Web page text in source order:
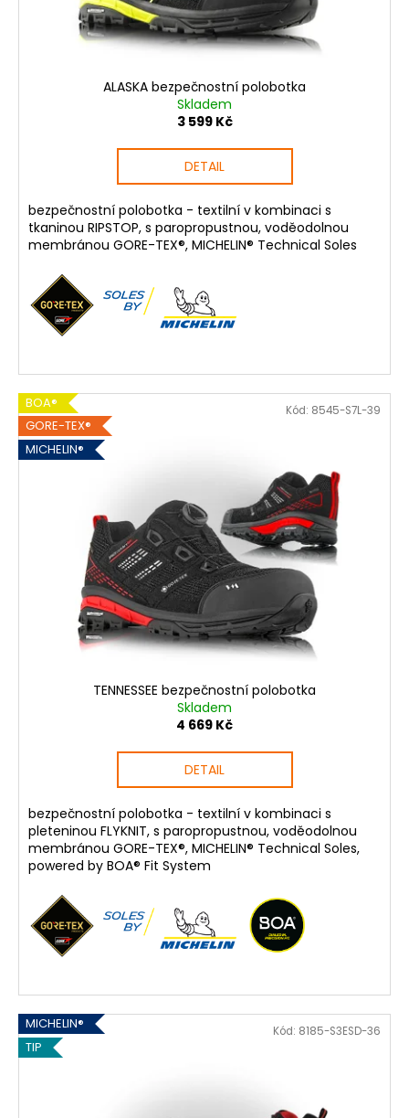
ALASKA bezpečnostní polobotka
Skladem
3 599 Kč
DETAIL
bezpečnostní polobotka - textilní v kombinaci s
tkaninou RIPSTOP, s paropropustnou, voděodolnou
membránou GORE-TEX®, MICHELIN® Technical Soles
BOA®
GORE-TEX®
MICHELIN®
TENNESSEE bezpečnostní polobotka
Skladem
4 669 Kč
DETAIL
bezpečnostní polobotka - textilní v kombinaci s
pleteninou FLYKNIT, s paropropustnou, voděodolnou
membránou GORE-TEX®, MICHELIN® Technical Soles,
powered by BOA® Fit System
Kód: 8545-S7L-39
MICHELIN®
TIP
Kód: 8185-S3ESD-36